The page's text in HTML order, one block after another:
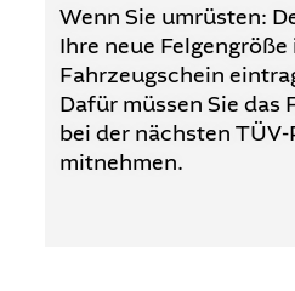
Wenn Sie umrüsten:
Ihre neue Felgengröße
Fahrzeugschein
Dafür müssen Sie das
bei der nächsten
mitnehmen.